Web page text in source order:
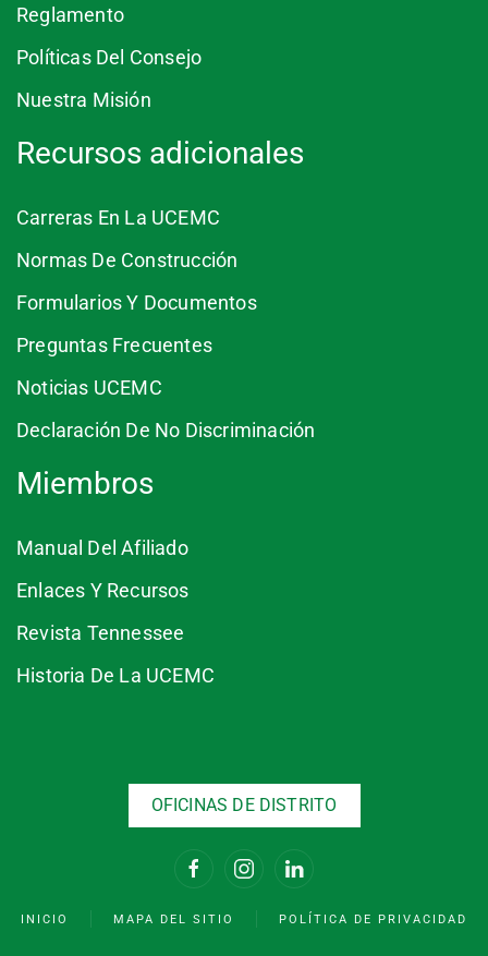
Reglamento
Políticas Del Consejo
Nuestra Misión
Recursos adicionales
Carreras En La UCEMC
Normas De Construcción
Formularios Y Documentos
Preguntas Frecuentes
Noticias UCEMC
Declaración De No Discriminación
Miembros
Manual Del Afiliado
Enlaces Y Recursos
Revista Tennessee
Historia De La UCEMC
OFICINAS DE DISTRITO
INICIO MAPA DEL SITIO POLÍTICA DE PRIVACIDAD